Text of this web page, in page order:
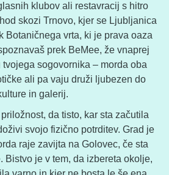
klubov ali restavracij s hitro
skozi Trnovo, kjer se Ljubljanica
Botaničnega vrta, ki je prava oaza
prek BeMee, že vnaprej
sogovornika – morda oba
ali pa vaju druži ljubezen do
in galerij.
da tisto, kar sta začutila
svojo fizično potrditev. Grad je
raje zavijta na Golovec, če sta
Bistvo je v tem, da izbereta okolje,